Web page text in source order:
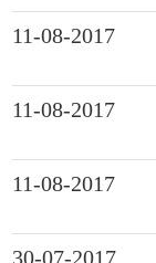
11-08-2017
11-08-2017
11-08-2017
30-07-2017